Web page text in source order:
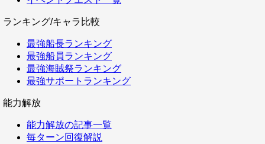
ランキング/キャラ比較
最強船長ランキング
最強船員ランキング
最強海賊祭ランキング
最強サポートランキング
能力解放
能力解放の記事一覧
毎ターン回復解説